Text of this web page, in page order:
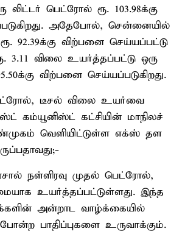
லிட்டர் பெட்ரோல் ரூ. 103.98க்கு
அதேபோல், சென்னையில்
92.39க்கு விற்பனை செய்யப்பட்டு
3.11 விலை உயர்த்தப்பட்டு ஒரு
விற்பனை செய்யப்படுகிறது.
டீசல் விலை உயர்வை
கம்யூனிஸ்ட் கட்சியின் மாநிலச்
வெளியிட்டுள்ள எக்ஸ் தள
நள்ளிரவு முதல் பெட்ரோல்,
உயர்த்தப்பட்டுள்ளது. இந்த
அன்றாட வாழ்க்கையில்
பாதிப்புகளை உருவாக்கும்.